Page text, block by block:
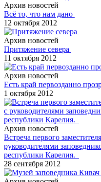
Архив новостей
Всё то, что нам дано
12 октября 2012
Архив новостей
Притяжение севера
11 октября 2012
Архив новостей
Есть край первозданно
1 октября 2012
Архив новостей
Встреча первого
руководителями
республики Карелия.
28 сентября 2012